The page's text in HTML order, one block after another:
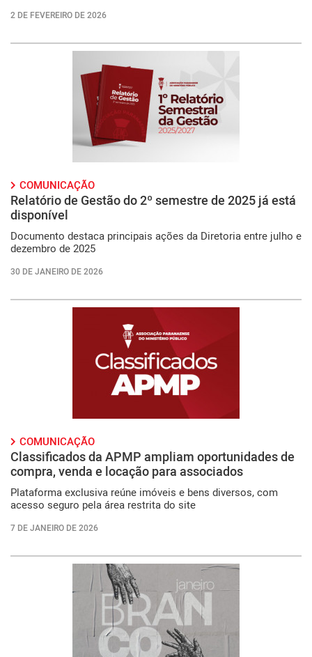
2 DE FEVEREIRO DE 2026
COMUNICAÇÃO
Relatório de Gestão do 2º semestre de 2025 já está
disponível
Documento destaca principais ações da Diretoria entre julho e
dezembro de 2025
30 DE JANEIRO DE 2026
COMUNICAÇÃO
Classificados da APMP ampliam oportunidades de
compra, venda e locação para associados
Plataforma exclusiva reúne imóveis e bens diversos, com
acesso seguro pela área restrita do site
7 DE JANEIRO DE 2026